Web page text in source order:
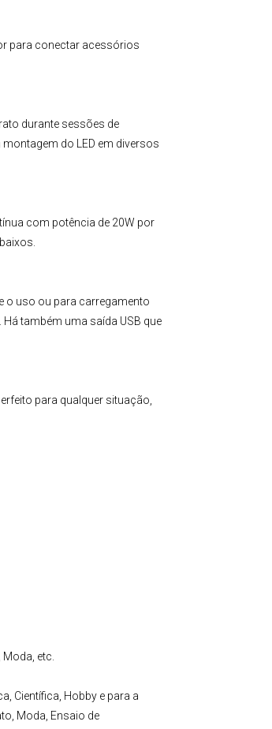
para conectar acessórios
durante sessões de
do LED em diversos
com potência de 20W por
o uso ou para carregamento
também uma saída USB que
para qualquer situação,
etc.
Científica, Hobby e para a
Moda, Ensaio de